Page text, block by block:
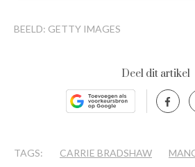
BEELD: GETTY IMAGES
Deel dit artikel
TAGS: CARRIE BRADSHAW